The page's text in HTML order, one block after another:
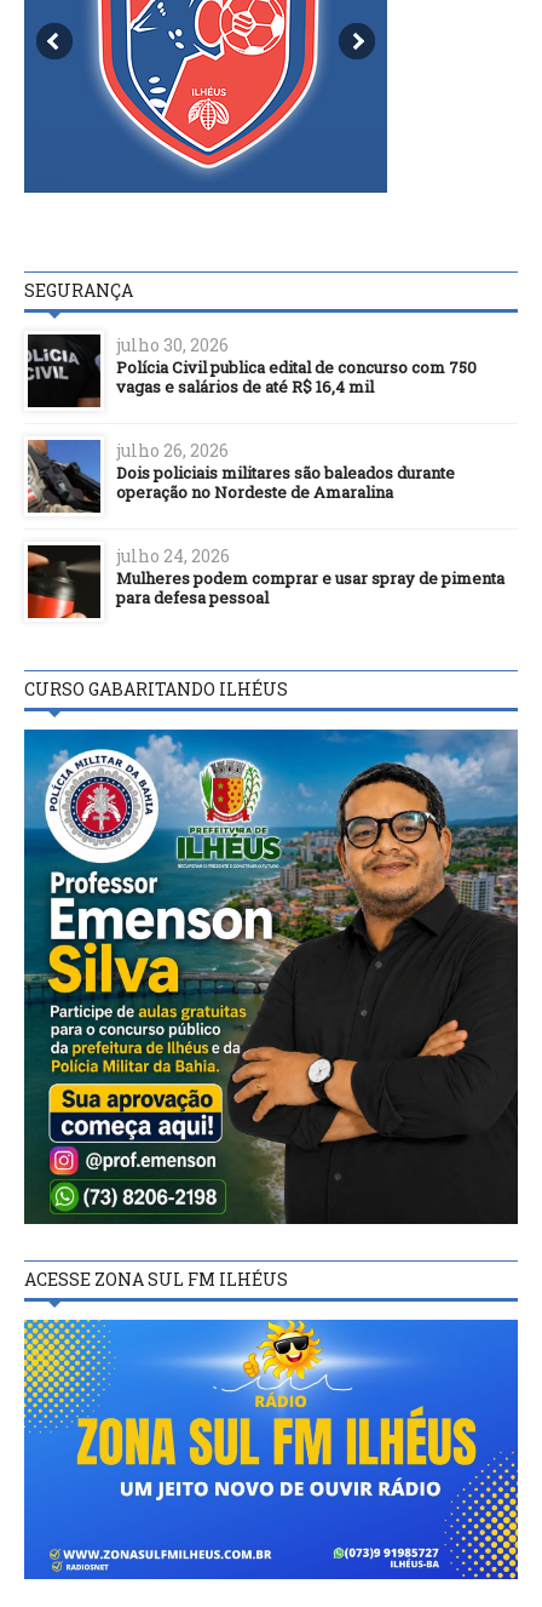
SEGURANÇA
julho 30, 2026
Polícia Civil publica edital de concurso com 750
vagas e salários de até R$ 16,4 mil
julho 26, 2026
Dois policiais militares são baleados durante
operação no Nordeste de Amaralina
julho 24, 2026
Mulheres podem comprar e usar spray de pimenta
para defesa pessoal
CURSO GABARITANDO ILHÉUS
ACESSE ZONA SUL FM ILHÉUS